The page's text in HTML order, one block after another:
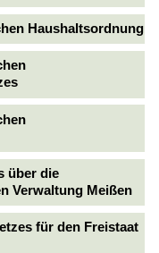
Haushaltsordnung
über die
Verwaltung Meißen
für den Freistaat